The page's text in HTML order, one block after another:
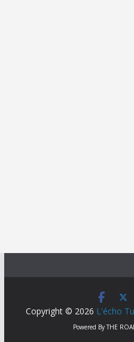
Copyright © 2026 L'écho
Powered ByTHE